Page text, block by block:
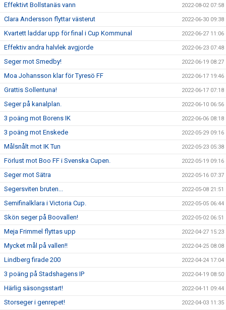
Effektivt Bollstanäs vann 2022-08-02 07:58
Clara Andersson flyttar västerut 2022-06-30 09:38
Kvartett laddar upp för final i Cup Kommunal 2022-06-27 11:06
Effektiv andra halvlek avgjorde 2022-06-23 07:48
Seger mot Smedby! 2022-06-19 08:27
Moa Johansson klar för Tyresö FF 2022-06-17 19:46
Grattis Sollentuna! 2022-06-17 07:18
Seger på kanalplan. 2022-06-10 06:56
3 poäng mot Borens IK 2022-06-06 08:18
3 poäng mot Enskede 2022-05-29 09:16
Målsnålt mot IK Tun 2022-05-23 05:38
Förlust mot Boo FF i Svenska Cupen. 2022-05-19 09:16
Seger mot Sätra 2022-05-16 07:37
Segersviten bruten... 2022-05-08 21:51
Semifinalklara i Victoria Cup. 2022-05-05 06:44
Skön seger på Boovallen! 2022-05-02 06:51
Meja Frimmel flyttas upp 2022-04-27 15:23
Mycket mål på vallen!! 2022-04-25 08:08
Lindberg firade 200 2022-04-24 17:04
3 poäng på Stadshagens IP 2022-04-19 08:50
Härlig säsongsstart! 2022-04-11 09:44
Storseger i genrepet! 2022-04-03 11:35